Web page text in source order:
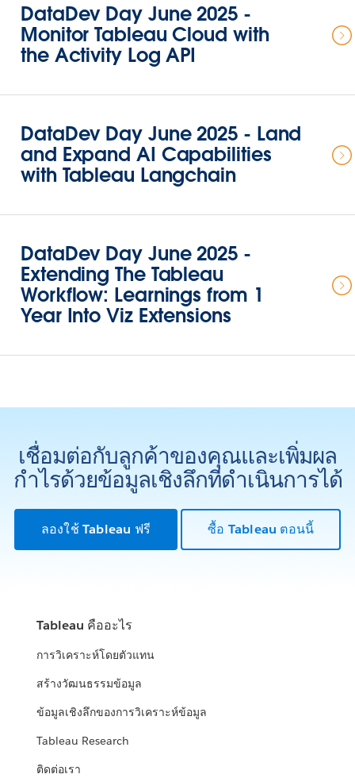
DataDev Day June 2025 -
Monitor Tableau Cloud with
the Activity Log API
DataDev Day June 2025 - Land
and Expand AI Capabilities
with Tableau Langchain
DataDev Day June 2025 -
Extending The Tableau
Workflow: Learnings from 1
Year Into Viz Extensions
เชื่อมต่อกับลูกค้าของคุณและเพิ่มผล
กำไรด้วยข้อมูลเชิงลึกที่ดำเนินการได้
ลองใช้ Tableau ฟรี ซื้อ Tableau ตอนนี้
Tableau คืออะไร
การวิเคราะห์โดยตัวแทน
สร้างวัฒนธรรมข้อมูล
ข้อมูลเชิงลึกของการวิเคราะห์ข้อมูล
Tableau Research
ติดต่อเรา